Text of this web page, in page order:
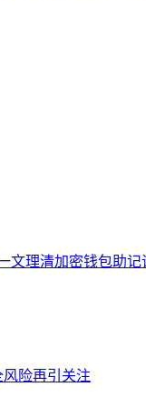
文理清加密钱包助记
险再引关注